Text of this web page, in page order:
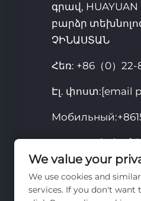
գրավ,
բարձր
ՉԻՆԱՍՏԱՆ
Հեռ: +86（0）22-
Էլ. փոստ:[email
Мобильный:
© 2026
Չինաստանի
Գաղտնիության
We value your
We use cookies and
services. If you don't want